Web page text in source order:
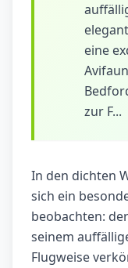
eine
zur F...
In den dichten
sich ein
beobachten:
seinem
Flugweise